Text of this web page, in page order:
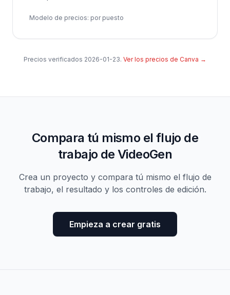
Modelo de precios: por puesto
Precios verificados 2026-01-23. Ver los precios de Canva →
Compara tú mismo el flujo de
trabajo de VideoGen
Crea un proyecto y compara tú mismo el flujo de
trabajo, el resultado y los controles de edición.
Empieza a crear gratis